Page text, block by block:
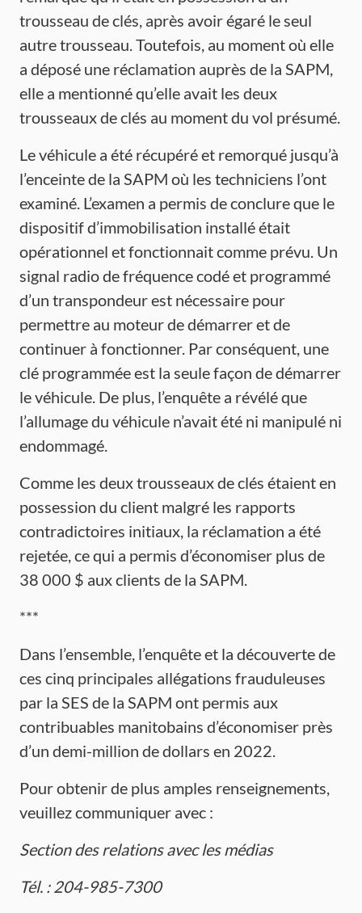
trousseau de clés, après avoir égaré le seul
autre trousseau. Toutefois, au moment où elle
a déposé une réclamation auprès de la SAPM,
elle a mentionné qu’elle avait les deux
trousseaux de clés au moment du vol présumé.
Le véhicule a été récupéré et remorqué jusqu’à
l’enceinte de la SAPM où les techniciens l’ont
examiné. L’examen a permis de conclure que le
dispositif d’immobilisation installé était
opérationnel et fonctionnait comme prévu. Un
signal radio de fréquence codé et programmé
d’un transpondeur est nécessaire pour
permettre au moteur de démarrer et de
continuer à fonctionner. Par conséquent, une
clé programmée est la seule façon de démarrer
le véhicule. De plus, l’enquête a révélé que
l’allumage du véhicule n’avait été ni manipulé ni
endommagé.
Comme les deux trousseaux de clés étaient en
possession du client malgré les rapports
contradictoires initiaux, la réclamation a été
rejetée, ce qui a permis d’économiser plus de
38 000 $ aux clients de la SAPM.
***
Dans l’ensemble, l’enquête et la découverte de
ces cinq principales allégations frauduleuses
par la SES de la SAPM ont permis aux
contribuables manitobains d’économiser près
d’un demi-million de dollars en 2022.
Pour obtenir de plus amples renseignements,
veuillez communiquer avec :
Section des relations avec lesmédias
Tél. : 204-985-7300